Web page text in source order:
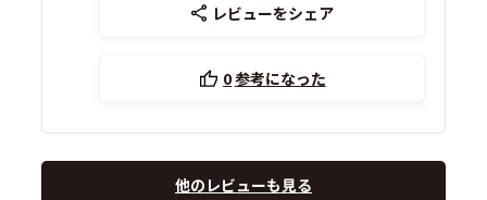
レビューをシェア
0参考になった
他のレビューも見る